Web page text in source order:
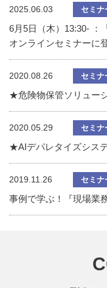
2025.06.03 セミナ
6月5日（木）13:30- ：
オンラインセミナーに
2020.08.26 セミナ
★危険物保管ソリュー
2020.05.29 セミナ
★AIデパレタイズシス
2019.11.26 セミナ
事例で学ぶ！『現場業